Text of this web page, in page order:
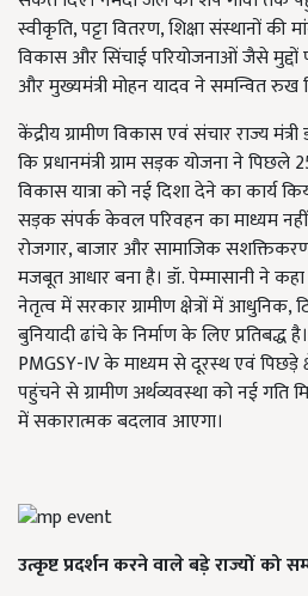
स्वीकृति, पट्टा वितरण, शिक्षा संस्थानों की
विकास और सिंचाई परियोजनाओं जैसे मुद्दों
और मुख्यमंत्री मोहन यादव ने समन्वित रुख
केंद्रीय ग्रामीण विकास एवं संचार राज्य
कि प्रधानमंत्री ग्राम सड़क योजना ने पिछले
विकास यात्रा को नई दिशा देने का कार्य
सड़क संपर्क केवल परिवहन का माध्यम नहीं,
रोजगार, बाजार और सामाजिक
मजबूत आधार बना है। डॉ. पेम्मासानी ने कहा
नेतृत्व में सरकार ग्रामीण क्षेत्रों में
बुनियादी ढांचे के निर्माण के लिए प्रतिबद्ध
PMGSY-IV के माध्यम से दूरस्थ एवं पिछड़े
पहुंचने से ग्रामीण अर्थव्यवस्था को नई गति
में सकारात्मक बदलाव आएगा।
उत्कृष्ट प्रदर्शन करने वाले बड़े राज्यों को